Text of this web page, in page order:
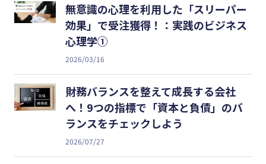
無意識の心理を利用した「スリーパー
効果」で受注獲得！：実践のビジネス
心理学①
2026/03/16
財務バランスを整えて成長する会社
へ！9つの指標で「資本と負債」のバ
ランスをチェックしよう
2026/07/27